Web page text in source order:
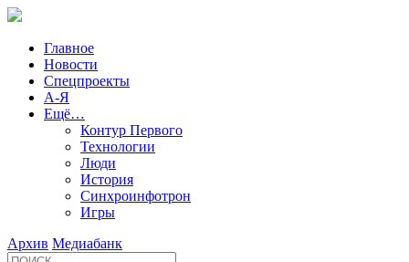
Главное
Новости
Спецпроекты
А-Я
Ещё…
Контур Первого
Технологии
Люди
История
Синхроинфотрон
Игры
Архив Медиабанк